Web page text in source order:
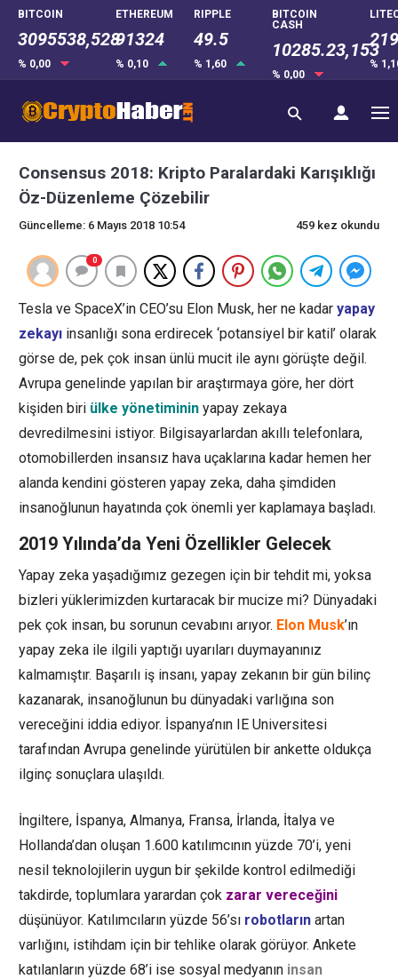
BITCOIN
3095538,528
% 0,00
ETHEREUM
91324
% 0,10
RIPPLE
49.5
% 1,60
BITCOIN
CASH
10285.23,153
% 0,00
%
Consensus 2018: Kripto Paralardaki Karışıklığı
Öz-Düzenleme Çözebilir
Güncelleme: 6 Mayıs 2018 10:54 459 kez okundu
0
Tesla ve SpaceX’in CEO’su Elon Musk, her ne kadar yapay
zekayı insanlığı sona erdirecek ‘potansiyel bir katil’ olarak
görse de, pek çok insan ünlü mucit ile aynı görüşte değil.
Avrupa genelinde yapılan bir araştırmaya göre, her dört
kişiden biri ülke yönetiminin yapay zekaya
devredilmesini istiyor. Bilgisayarlardan akıllı telefonlara,
otomobillerden insansız hava uçaklarına kadar hemen her
alanda kendini gösteren yapay zeka, daha şimdiden
insanoğlunun hayatında çok önemli yer kaplamaya başladı.
2019 Yılında’da Yeni Özellikler Gelecek
Yapay zeka yaşadığımız gezegen için bir tehdit mi, yoksa
bizleri yüklerimizden kurtaracak bir mucize mi? Dünyadaki
pek çok insan, bu sorunun cevabını arıyor. Elon Musk’ın
yapay zeka ile ilgili yaptığı uyarıları duymayanınız
kalmamıştır. Başarılı iş insanı, yapay zekanın bir gün bilinç
kazanarak, insanoğlunun bu dünyadaki varlığına son
vereceğini iddia ediyor. İspanya’nın IE Universitesi
tarafından Avrupa genelinde yürütülen bir ankette oldukça
ilginç sonuçlara ulaşıldı.
İngiltere, İspanya, Almanya, Fransa, İrlanda, İtalya ve
Hollanda’dan oluşan 1.600 katılımcının yüzde 70’i, yeni
nesil teknolojilerin uygun bir şekilde kontrol edilmediği
takdirde, toplumlara yarardan çok zarar vereceğini
düşünüyor. Katılımcıların yüzde 56’sı robotların artan
varlığını, istihdam için bir tehlike olarak görüyor. Ankete
katılanların yüzde 68’i ise sosyal medyanın insan